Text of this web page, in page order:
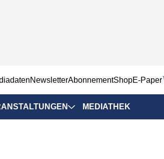
NewsletterAbonnementShopE-Paper
MEDIATHEK